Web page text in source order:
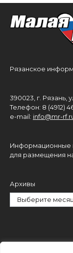
Рязанское
390023, г. Рязань,
Телефон: 8 (4912)
e-mail: info@mr-
Информационные
для размещения
Архивы